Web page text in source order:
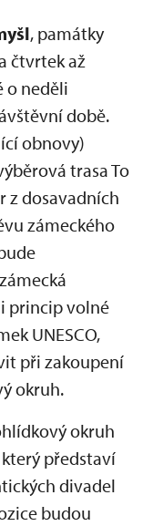
, památky
čtvrtek až
o neděli
době.
obnovy)
trasa To
z dosavadních
zámeckého
princip volné
UNESCO,
při zakoupení
okruh.
okruh
představí
divadel
budou